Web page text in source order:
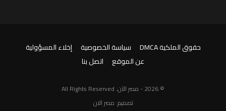
حقوق الملكية DMCA سياسة الخصوصية
إخلاء المسؤولية
عن الموقع
اتصل بنا
© 2026 - مصر الآن. All Rights Reserved
تصميم: مصر الان